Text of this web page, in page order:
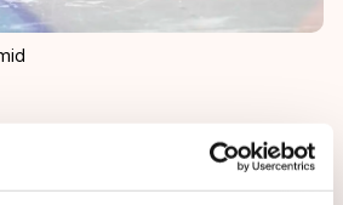
toe te geven op haar ploeggenote
het gevoel dat ik haar nog wel